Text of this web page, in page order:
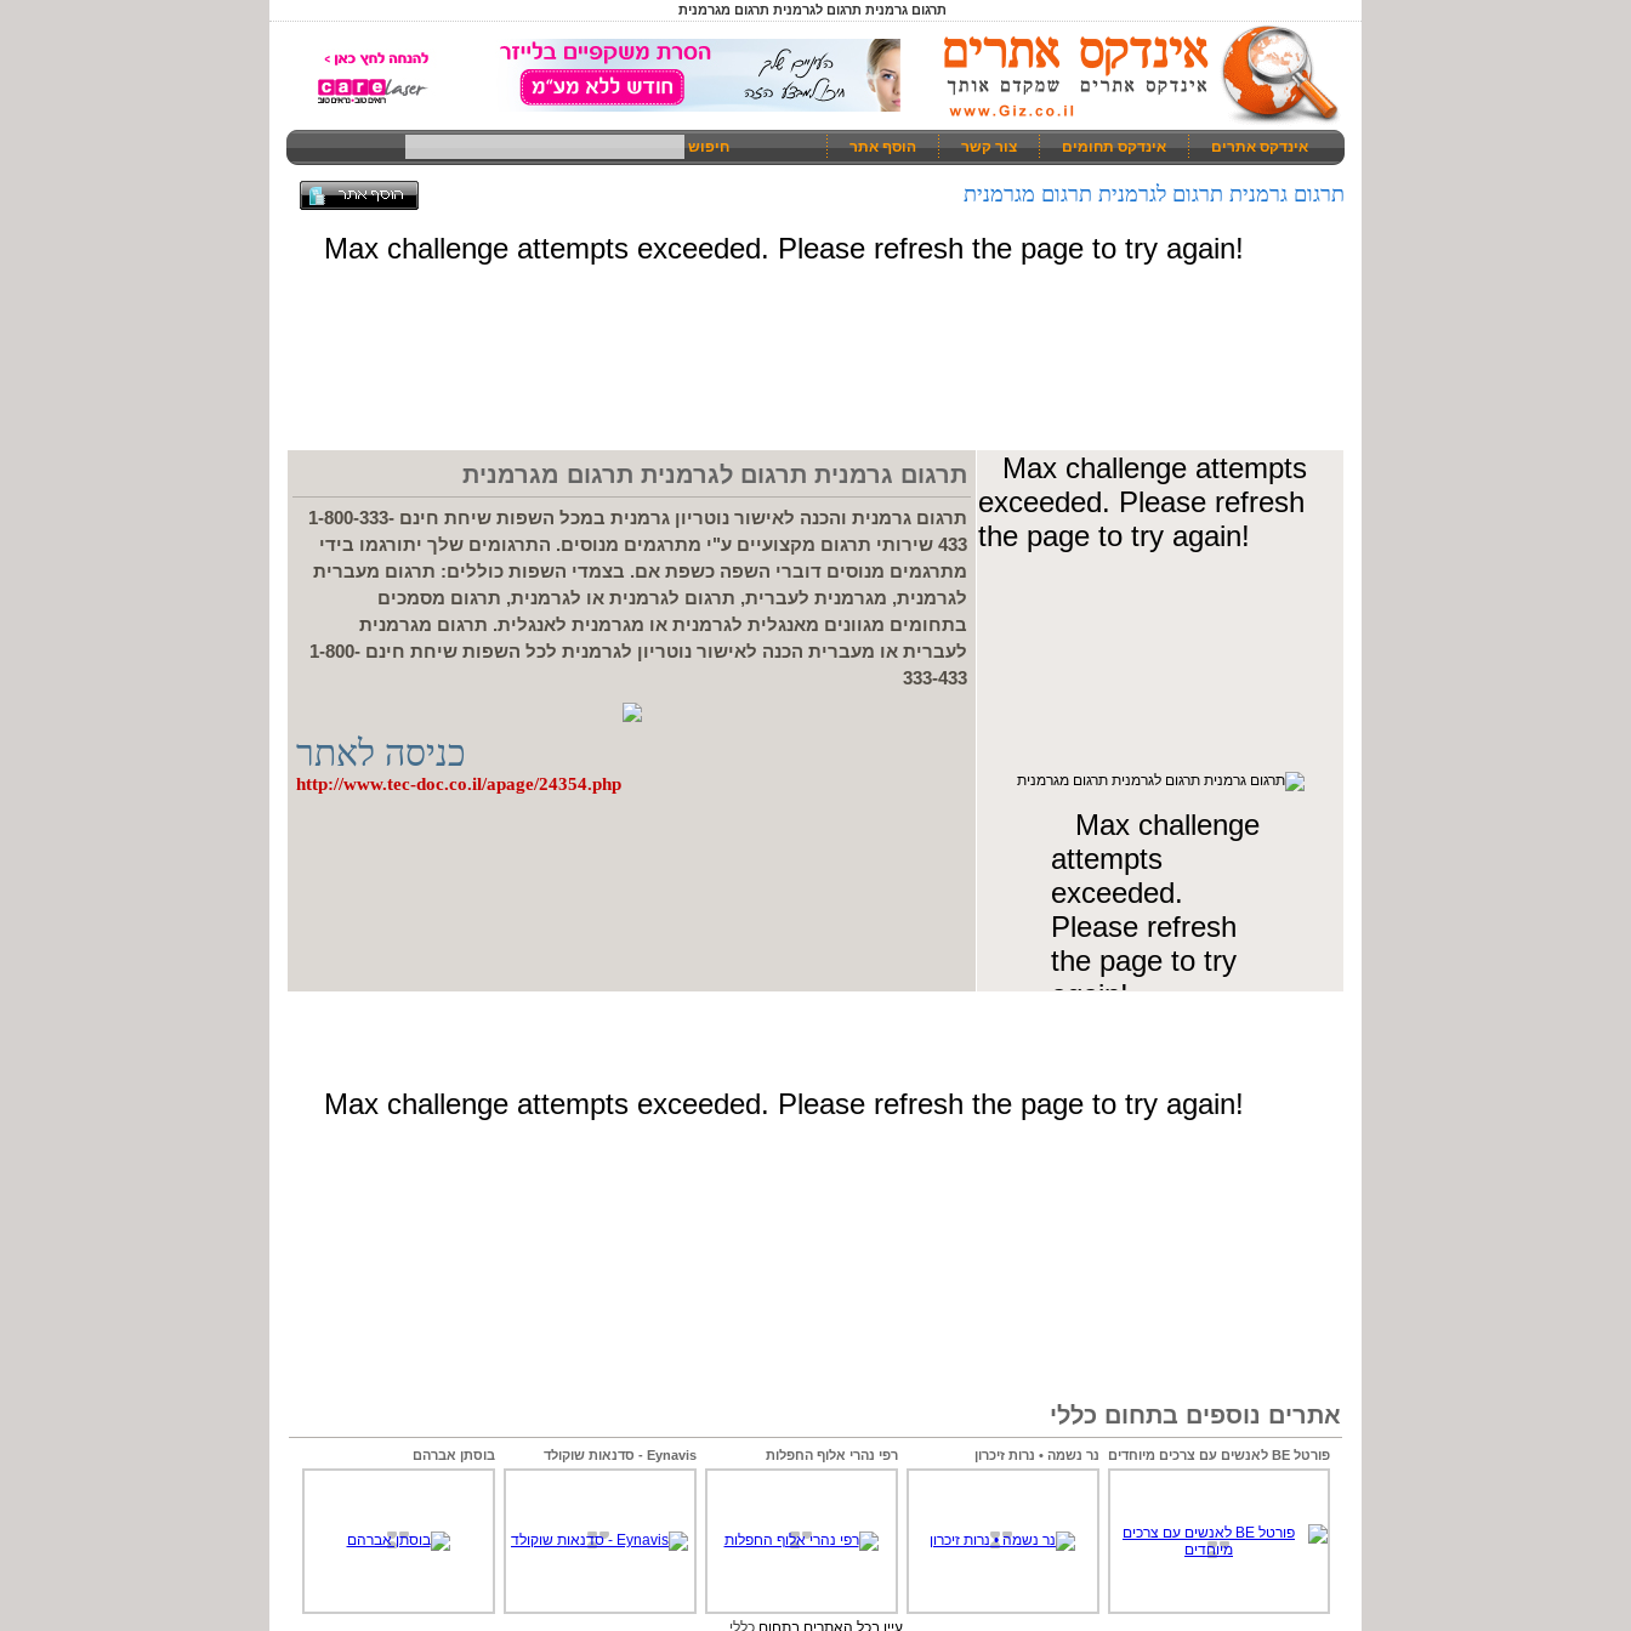
תרגום גרמנית תרגום לגרמנית תרגום מגרמנית
אינדקס אתרים אינדקס תחומים צור קשר הוסף אתר חיפוש
תרגום גרמנית תרגום לגרמנית תרגום מגרמנית
תרגום גרמנית תרגום לגרמנית תרגום מגרמנית
תרגום גרמנית והכנה לאישור נוטריון גרמנית במכל השפות שיחת חינם 1-800-333-
433 שירותי תרגום מקצועיים ע"י מתרגמים מנוסים. התרגומים שלך יתורגמו בידי
מתרגמים מנוסים דוברי השפה כשפת אם. בצמדי השפות כוללים: תרגום מעברית
לגרמנית, מגרמנית לעברית, תרגום לגרמנית או לגרמנית, תרגום מסמכים
בתחומים מגוונים מאנגלית לגרמנית או מגרמנית לאנגלית. תרגום מגרמנית
לעברית או מעברית הכנה לאישור נוטריון לגרמנית לכל השפות שיחת חינם 1-800-
333-433
כניסה לאתר
http://www.tec-doc.co.il/apage/24354.php
אתרים נוספים בתחום כללי
פורטל BE לאנשים עם צרכים מיוחדים נר נשמה • נרות זיכרון רפי נהרי אלוף החפלות Eynavis - סדנאות שוקולד בוסתן אברהם
עיין בכל האתרים בתחוםכללי